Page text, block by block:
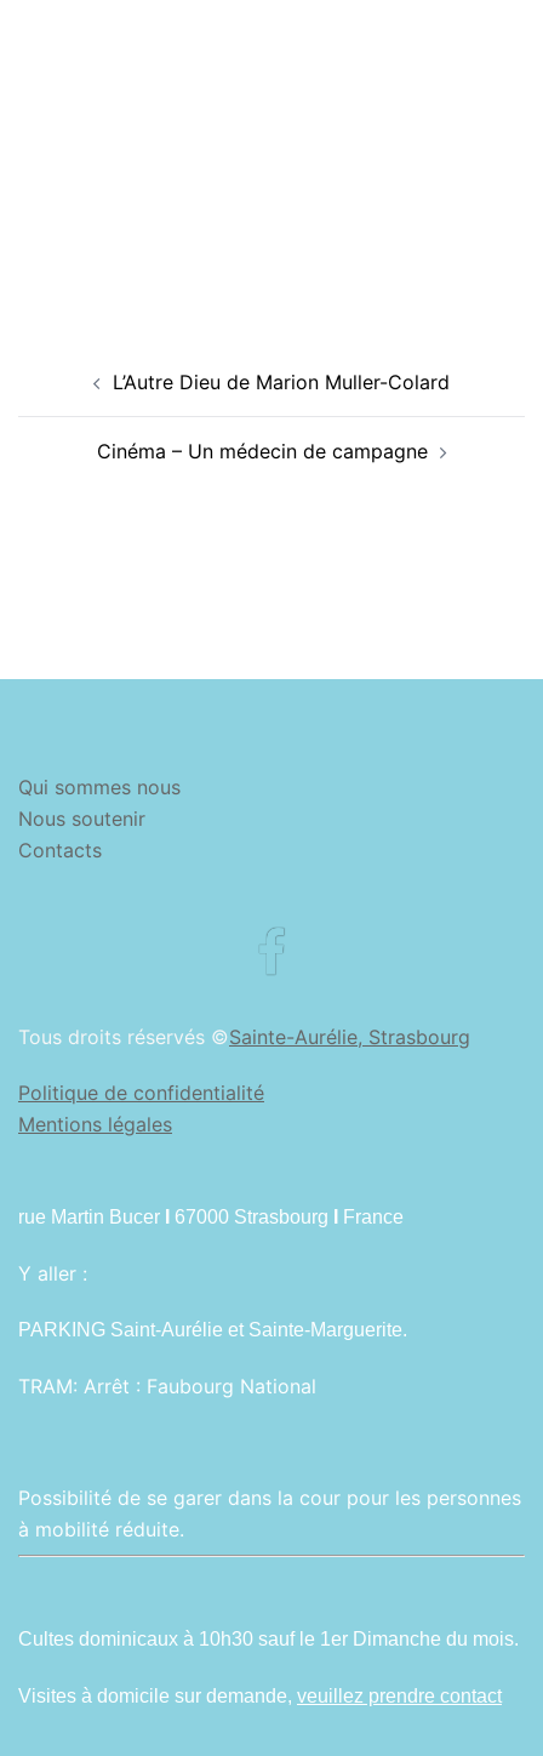
d’articleL’Autre Dieu de Marion Muller-Colard
Cinéma – Un médecin de campagne
Qui sommes nous
Nous soutenir
Contacts
Tous droits réservés ©Sainte-Aurélie, Strasbourg
Politique de confidentialité
Mentions légales
rue Martin Bucer 67000 Strasbourg France
Y aller :
PARKING Saint-Aurélie et Sainte-Marguerite.
TRAM: Arrêt : Faubourg National
Possibilité de se garer dans la cour pour les personnes
à mobilité réduite.
Cultes dominicaux à 10h30 sauf le 1er Dimanche du mois.
Visites à domicile sur demande, veuillez prendre contact